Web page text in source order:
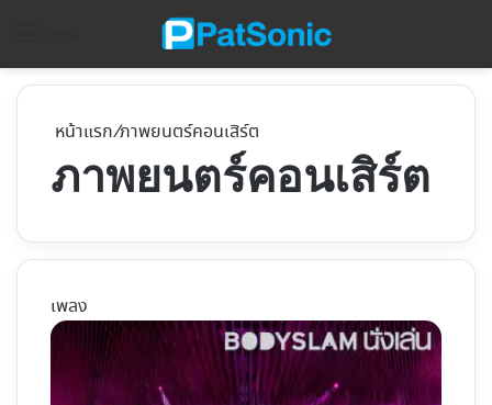
หน้าแรก/ภาพยนตร์คอนเสิร์ต
ภาพยนตร์คอนเสิร์ต
เพลง